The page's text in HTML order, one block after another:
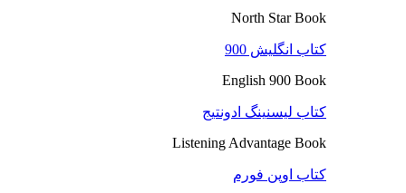
North Star Book
کتاب انگلیش 900
English 900 Book
کتاب لیسنینگ ادونتیج
Listening Advantage Book
کتاب اوپن فورم